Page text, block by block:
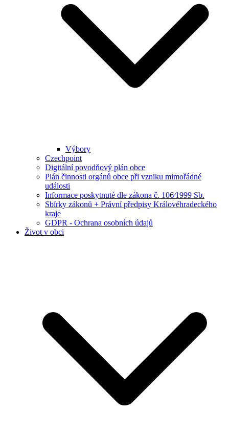
Výbory
Czechpoint
Digitální povodňový plán obce
Plán činnosti orgánů obce při vzniku mimořádné
události
Informace poskytnuté dle zákona č. 106⁄1999 Sb.
Sbírky zákonů + Právní předpisy Královéhradeckého
kraje
GDPR - Ochrana osobních údajů
Život v obci